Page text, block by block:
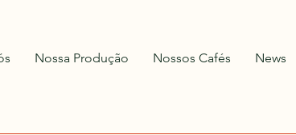
Nossa Produção Nossos Cafés News